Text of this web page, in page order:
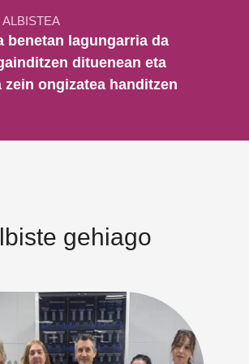
benetan lagungarria da
dituenean eta
zein ongizatea handitzen
gehiago